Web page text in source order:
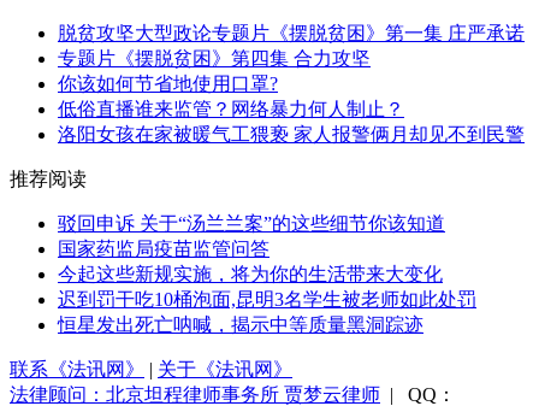
脱贫攻坚大型政论专题片《摆脱贫困》第一集 庄严承诺
专题片《摆脱贫困》第四集 合力攻坚
你该如何节省地使用口罩?
低俗直播谁来监管？网络暴力何人制止？
洛阳女孩在家被暖气工猥亵 家人报警俩月却见不到民警
推荐阅读
驳回申诉 关于“汤兰兰案”的这些细节你该知道
国家药监局疫苗监管问答
今起这些新规实施，将为你的生活带来大变化
迟到罚干吃10桶泡面,昆明3名学生被老师如此处罚
恒星发出死亡呐喊，揭示中等质量黑洞踪迹
联系《法讯网》 | 关于《法讯网》
法律顾问：北京坦程律师事务所 贾梦云律师 | QQ：